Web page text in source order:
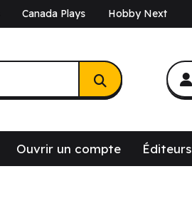
Canada Plays Hobby Next
Ouvrir un compte Éditeurs